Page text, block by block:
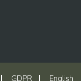
GDPR English